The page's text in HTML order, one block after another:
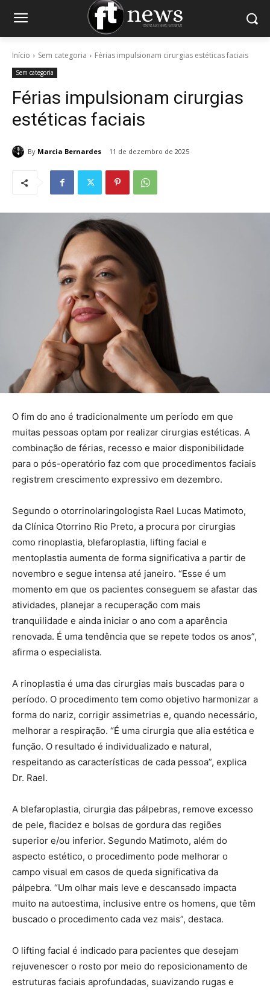
Início Sem categoria Férias impulsionam cirurgias estéticas faciais
Sem categoria
Férias impulsionam cirurgias
estéticas faciais
By Marcia Bernardes 11 de dezembro de 2025
O fim do ano é tradicionalmente um período em que
muitas pessoas optam por realizar cirurgias estéticas. A
combinação de férias, recesso e maior disponibilidade
para o pós-operatório faz com que procedimentos faciais
registrem crescimento expressivo em dezembro.
Segundo o otorrinolaringologista Rael Lucas Matimoto,
da Clínica Otorrino Rio Preto, a procura por cirurgias
como rinoplastia, blefaroplastia, lifting facial e
mentoplastia aumenta de forma significativa a partir de
novembro e segue intensa até janeiro. “Esse é um
momento em que os pacientes conseguem se afastar das
atividades, planejar a recuperação com mais
tranquilidade e ainda iniciar o ano com a aparência
renovada. É uma tendência que se repete todos os anos”,
afirma o especialista.
A rinoplastia é uma das cirurgias mais buscadas para o
período. O procedimento tem como objetivo harmonizar a
forma do nariz, corrigir assimetrias e, quando necessário,
melhorar a respiração. “É uma cirurgia que alia estética e
função. O resultado é individualizado e natural,
respeitando as características de cada pessoa”, explica
Dr. Rael.
A blefaroplastia, cirurgia das pálpebras, remove excesso
de pele, flacidez e bolsas de gordura das regiões
superior e/ou inferior. Segundo Matimoto, além do
aspecto estético, o procedimento pode melhorar o
campo visual em casos de queda significativa da
pálpebra. “Um olhar mais leve e descansado impacta
muito na autoestima, inclusive entre os homens, que têm
buscado o procedimento cada vez mais”, destaca.
O lifting facial é indicado para pacientes que desejam
rejuvenescer o rosto por meio do reposicionamento de
estruturas faciais aprofundadas, suavizando rugas e